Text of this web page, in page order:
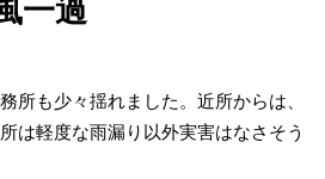
一過
所も少々揺れました。近所からは、
は軽度な雨漏り以外実害はなさそう